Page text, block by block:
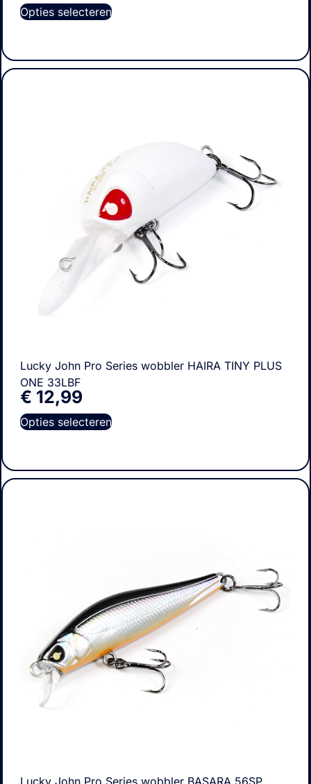
Opties selecteren
Lucky John Pro Series wobbler HAIRA TINY PLUS
ONE 33LBF
€ 12,99
Opties selecteren
Lucky John Pro Series wobbler BASARA 56SP